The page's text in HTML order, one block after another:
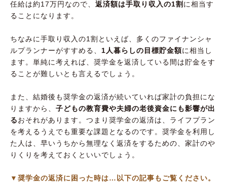
任給は約17万円なので、 返済額は手取り収入の1割 に相当す
ることになります。
ちなみに手取り収入の1割といえば、多くのファイナンシャ
ルプランナーがすすめる、 1人暮らしの目標貯金額に相当し
ます。単純に考えれば、奨学金を返済している間は貯金をす
ることが難しいとも言えるでしょう。
また、結婚後も奨学金の返済が続いていれば家計の負担にな
りますから、 子どもの教育費や夫婦の老後資金にも影響が出
るおそれがあります。つまり奨学金の返済は、ライフプラン
を考えるうえでも重要な課題となるのです。奨学金を利用し
た人は、早いうちから無理なく返済をするための、家計のや
りくりを考えておくといいでしょう。
▼奨学金の返済に困った時は…以下の記事もご覧ください。